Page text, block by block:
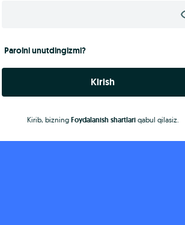
Parolni unutdingizmi?
Kirish
Kirib, bizning Foydalanish shartlariqabul qilasiz.